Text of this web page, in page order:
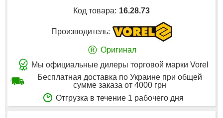
Код товара: 16.28.73
Производитель:
® Оригинал
Мы официальные дилеры торговой марки Vorel
Бесплатная доставка по Украине при общей
сумме заказа от 4000 грн
Отгрузка в течение 1 рабочего дня